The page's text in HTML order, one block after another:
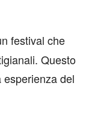
festival che
Questo
esperienza del